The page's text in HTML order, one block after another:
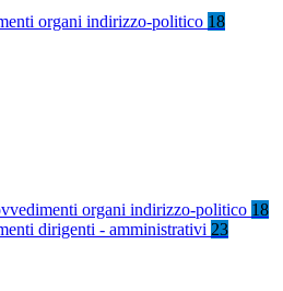
organi indirizzo-politico 18
organi indirizzo-politico 18
dirigenti - amministrativi 23